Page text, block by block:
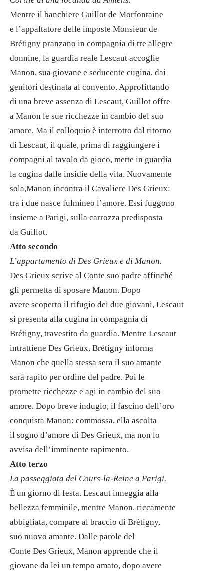
Mentre il banchiere Guillot de Morfontaine
e l’appaltatore delle imposte Monsieur de
Brétigny pranzano in compagnia di tre allegre
donnine, la guardia reale Lescaut accoglie
Manon, sua giovane e seducente cugina, dai
genitori destinata al convento. Approfittando
di una breve assenza di Lescaut, Guillot offre
a Manon le sue ricchezze in cambio del suo
amore. Ma il colloquio è interrotto dal ritorno
di Lescaut, il quale, prima di raggiungere i
compagni al tavolo da gioco, mette in guardia
la cugina dalle insidie della vita. Nuovamente
sola,Manon incontra il Cavaliere Des Grieux:
tra i due nasce fulmineo l’amore. Essi fuggono
insieme a Parigi, sulla carrozza predisposta
da Guillot.
Atto secondo
L’appartamento di Des Grieux e di Manon.
Des Grieux scrive al Conte suo padre affinché
gli permetta di sposare Manon. Dopo
avere scoperto il rifugio dei due giovani, Lescaut
si presenta alla cugina in compagnia di
Brétigny, travestito da guardia. Mentre Lescaut
intrattiene Des Grieux, Brétigny informa
Manon che quella stessa sera il suo amante
sarà rapito per ordine del padre. Poi le
promette ricchezze e agi in cambio del suo
amore. Dopo breve indugio, il fascino dell’oro
conquista Manon: commossa, ella ascolta
il sogno d’amore di Des Grieux, ma non lo
avvisa dell’imminente rapimento.
Atto terzo
La passeggiata del Cours-la-Reine a Parigi.
È un giorno di festa. Lescaut inneggia alla
bellezza femminile, mentre Manon, riccamente
abbigliata, compare al braccio di Brétigny,
suo nuovo amante. Dalle parole del
Conte Des Grieux, Manon apprende che il
giovane da lei un tempo amato, dopo avere